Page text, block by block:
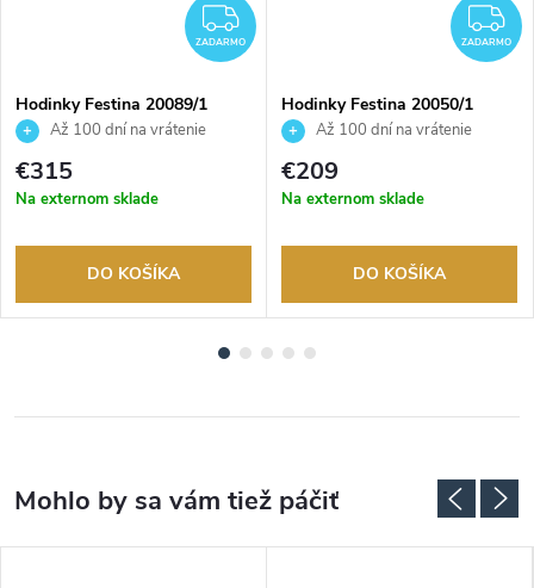
ZADARMO
ZADARMO
Hodinky Festina 20089/1
Až 100 dní na vrátenie
tovaru. Autorizovaný predajca.
€315
Na externom sklade
DO KOŠÍKA
ZADARMO
Hodinky Festina 20050/1
Až 100 dní na vrátenie
tovaru. Autorizovaný predajca.
€209
Na externom sklade
DO KOŠÍKA